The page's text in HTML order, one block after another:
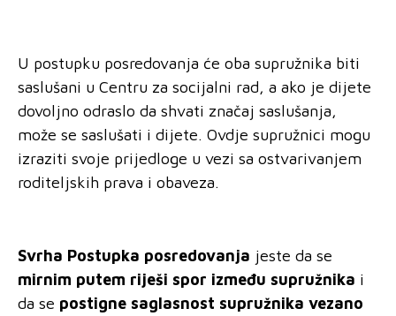
U postupku posredovanja će oba supružnika biti
saslušani u Centru za socijalni rad, a ako je dijete
dovoljno odraslo da shvati značaj saslušanja,
može se saslušati i dijete. Ovdje supružnici mogu
izraziti svoje prijedloge u vezi sa ostvarivanjem
roditeljskih prava i obaveza.
Svrha Postupka posredovanja jeste da se
mirnim putem riješi spor između supružnika i
da se postigne saglasnost supružnika vezano